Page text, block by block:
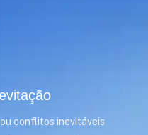
conflitos inevitáveis